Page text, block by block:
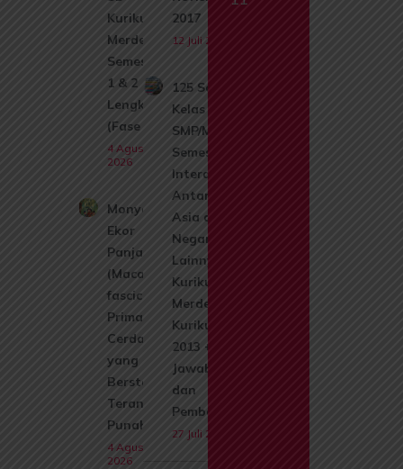
Kurikulum
Merdeka
Semester
1 & 2
Lengkap
(Fase A)
4 Agustus
2026
Monyet
Ekor
Panjang
(Macaca
fascicularis):
Primata
Cerdas
yang Kini
Berstatus
Terancam
Punah
4 Agustus
2026
2017
12 Juli 2026
125 Soal IPS
Kelas 9
SMP/MTs
Semester 1:
Interaksi
Antarnegara
Asia dan
Negara
Lainnya |
Kurikulum
Merdeka &
Kurikulum
2013 +
Jawaban
dan
Pembahasan
27 Juli 2026